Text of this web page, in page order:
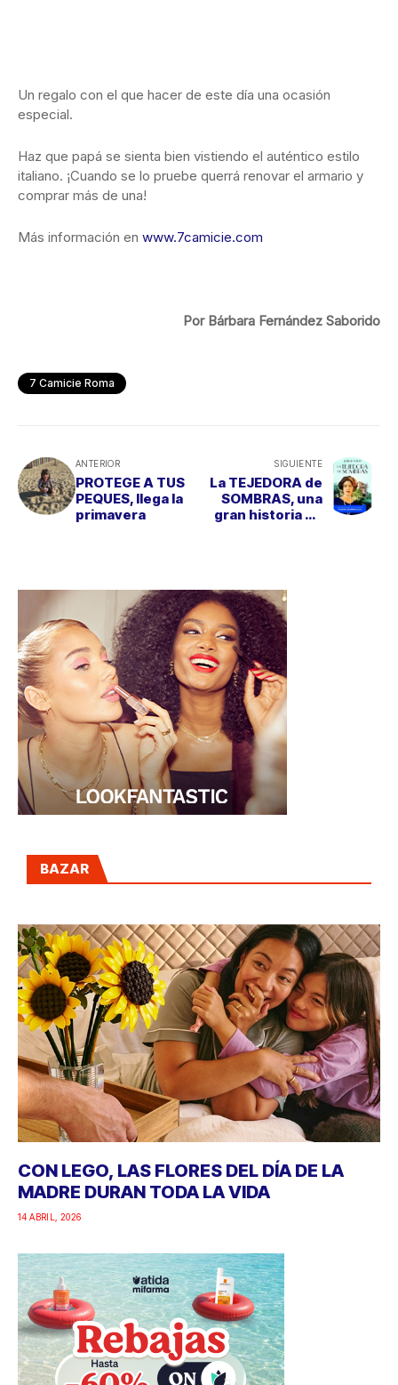
Un regalo con el que hacer de este día una ocasión
especial.
Haz que papá se sienta bien vistiendo el auténtico estilo
italiano. ¡Cuando se lo pruebe querrá renovar el armario y
comprar más de una!
Más información en www.7camicie.com
Por Bárbara Fernández Saborido
7 Camicie Roma
ANTERIOR
PROTEGE A TUS
PEQUES, llega la
primavera
SIGUIENTE
La TEJEDORA de
SOMBRAS, una
gran historia de
BAZAR
CON LEGO, LAS FLORES DEL DÍA DE LA
MADRE DURAN TODA LA VIDA
14 ABRIL, 2026